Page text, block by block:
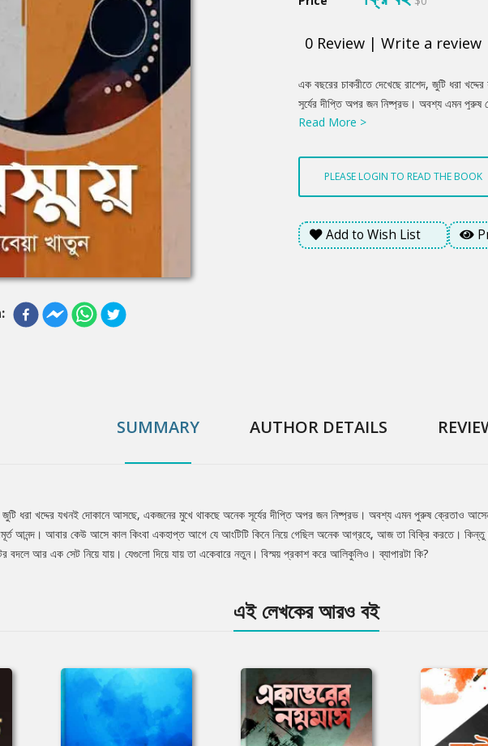
0 Review | Write a review
Product
Summery
এক বছরের চাকরীতে দেখেছে রাশেদ, জুটি ধরা
সূর্যের দীপ্তি অপর জন নিষ্প্রভ। অবশ্য এমন পুরুষ
অলংকারটির জন্য এতটুকু ক্ষেদ থাকে না, থাকে
বিস্ময় জোগায় এক বিশেষ কাস্টমার। এসেছে বেশ
বদলে আর এক সেট নিয়ে যায়। যেগুলো দিয়ে যায়
ব্যাপারটা কি?
Read More >
PLEASE LOGIN TO READ THE BOOK
Add to Wish List
SUMMARY AUTHOR DETAILS
জুটি ধরা খদ্দের যখনই দোকানে আসছে, একজনের মুখে থাকছে অনেক সূর্যের দীপ্তি অপর জন নিষ্প্রভ। অবশ্য এমন পুরুষ ক্রেতাও আসেন
বিমূর্ত আনন্দ। আবার কেউ আসে কাল কিংবা একহাপ্ত আগে যে আংটিটি কিনে নিয়ে গেছিল অনেক আগ্রহে, আজ তা বিক্রি করতে।
বদলে আর এক সেট নিয়ে যায়। যেগুলো দিয়ে যায় তা একেবারে নতুন। বিস্ময় প্রকাশ করে আলিকুলিও। ব্যাপারটা কি?
এই লেখকের আরও বই